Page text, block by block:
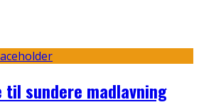
til sundere madlavning